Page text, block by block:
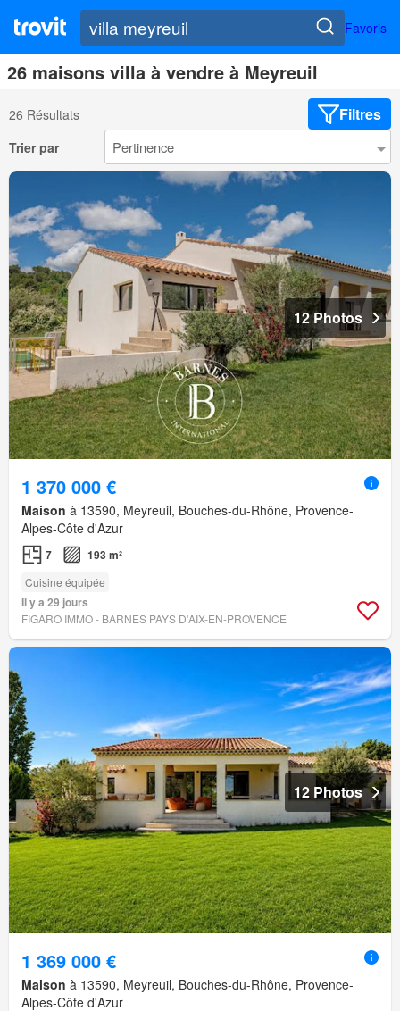
Favoris
26 maisons villa à vendre à Meyreuil
26 Résultats Filtres
Trier par
12 Photos
1 370 000 €
Maison à 13590, Meyreuil, Bouches-du-Rhône, Provence-
Alpes-Côte d'Azur
7 193 m²
Cuisine équipée
Il y a 29 jours
FIGARO IMMO - BARNES PAYS D'AIX-EN-PROVENCE
12 Photos
1 369 000 €
Maison à 13590, Meyreuil, Bouches-du-Rhône, Provence-
Alpes-Côte d'Azur